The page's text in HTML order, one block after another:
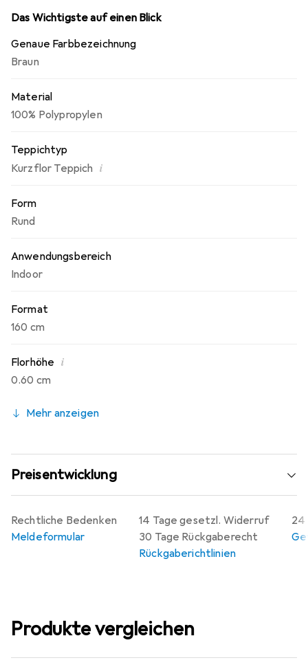
Das Wichtigste auf einen Blick
Genaue Farbbezeichnung
Braun
Material
100% Polypropylen
Teppichtyp
Kurzflor Teppich i
Form
Rund
Anwendungsbereich
Indoor
Format
160 cm
Florhöhe i
0.60 cm
Mehr anzeigen
Preisentwicklung
14 Tage gesetzl. Widerruf
30 Tage Rückgaberecht
Rückgaberichtlinien
24
Rechtliche Bedenken
Meldeformular
Produkte vergleichen